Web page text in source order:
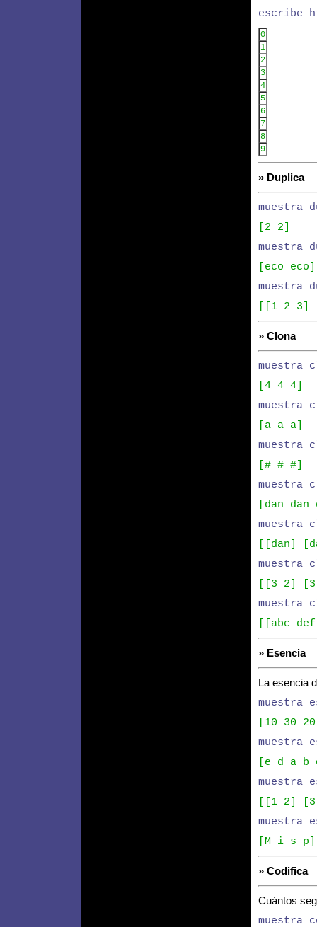
escribe
0
1
2
3
4
5
6
7
8
9
» Duplica
muestra
[2 2]
muestra
[eco eco]
muestra
[[1 2 3]
» Clona
muestra
[4 4 4]
muestra
[a a a]
muestra
[# # #]
muestra
[dan dan
muestra
[[dan]
muestra
[[3 2]
muestra
[[abc
» Esencia
La esencia
muestra
[10 30
muestra
[e d a b
[[1 2]
muestra
[M i s p]
» Codifica
Cuántos
muestra